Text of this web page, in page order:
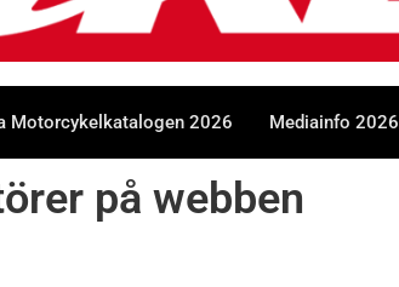
Motorcykelkatalogen 2026 Mediainfo 2026
på webben